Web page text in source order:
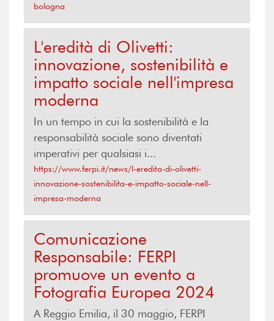
bologna
L'eredità di Olivetti:
innovazione, sostenibilità e
impatto sociale nell'impresa
moderna
In un tempo in cui la sostenibilità e la
responsabilità sociale sono diventati
imperativi per qualsiasi i...
https://www.ferpi.it/news/l-eredita-di-olivetti-
innovazione-sostenibilita-e-impatto-sociale-nell-
impresa-moderna
Comunicazione
Responsabile: FERPI
promuove un evento a
Fotografia Europea 2024
A Reggio Emilia, il 30 maggio, FERPI